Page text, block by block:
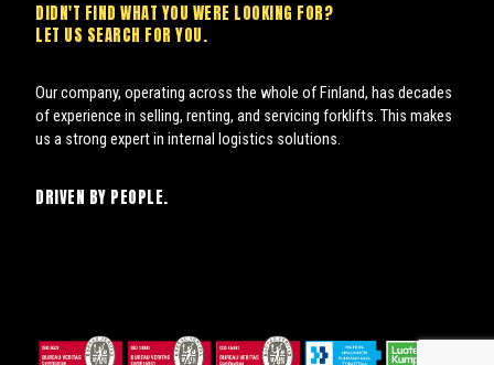
DIDN'T FIND WHAT YOU WERE LOOKING FOR?
LET US SEARCH FOR YOU.
Our company, operating across the whole of Finland, has decades
of experience in selling, renting, and servicing forklifts. This makes
us a strong expert in internal logistics solutions.
DRIVEN BY PEOPLE.